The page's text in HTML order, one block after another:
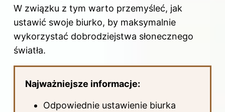
W związku z tym warto przemyśleć, jak
ustawić swoje biurko, by maksymalnie
wykorzystać dobrodziejstwa słonecznego
światła.
Najważniejsze informacje:
Odpowiednie ustawienie biurka